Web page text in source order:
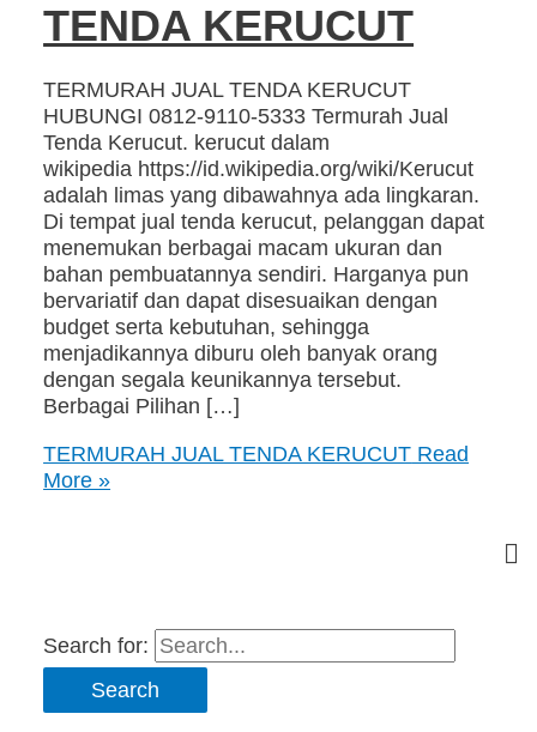
TENDA KERUCUT
TERMURAH JUAL TENDA KERUCUT
HUBUNGI 0812-9110-5333 Termurah Jual
Tenda Kerucut. kerucut dalam
wikipedia https://id.wikipedia.org/wiki/Kerucut
adalah limas yang dibawahnya ada lingkaran.
Di tempat jual tenda kerucut, pelanggan dapat
menemukan berbagai macam ukuran dan
bahan pembuatannya sendiri. Harganya pun
bervariatif dan dapat disesuaikan dengan
budget serta kebutuhan, sehingga
menjadikannya diburu oleh banyak orang
dengan segala keunikannya tersebut.
Berbagai Pilihan […]
TERMURAH JUAL TENDA KERUCUT Read
More »
Search for: